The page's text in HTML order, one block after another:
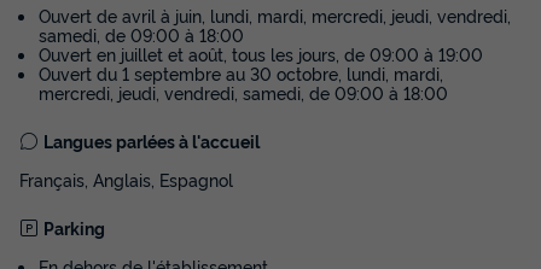
Voir les disponibilités
Ouvert de avril à juin, lundi, mardi, mercredi, jeudi, vendredi,
samedi, de 09:00 à 18:00
Ouvert en juillet et août, tous les jours, de 09:00 à 19:00
Ouvert du 1 septembre au 30 octobre, lundi, mardi,
mercredi, jeudi, vendredi, samedi, de 09:00 à 18:00
Langues parlées à l'accueil
Français, Anglais, Espagnol
Parking